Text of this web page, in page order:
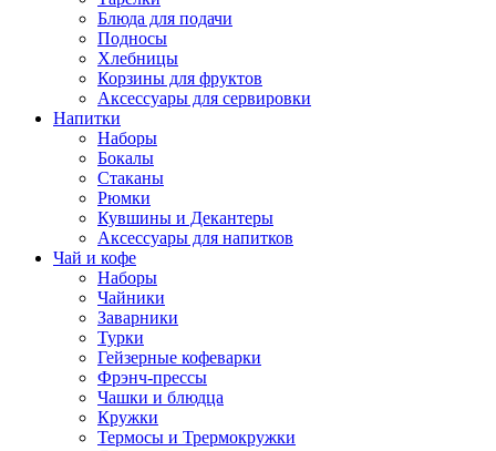
Блюда для подачи
Подносы
Хлебницы
Корзины для фруктов
Аксессуары для сервировки
Напитки
Наборы
Бокалы
Стаканы
Рюмки
Кувшины и Декантеры
Аксессуары для напитков
Чай и кофе
Наборы
Чайники
Заварники
Турки
Гейзерные кофеварки
Фрэнч-прессы
Чашки и блюдца
Кружки
Термосы и Трермокружки